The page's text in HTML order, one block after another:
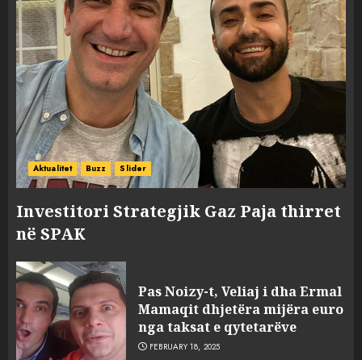
Aktualitet Buzz Slider
Investitori Strategjik Gaz Paja thirret
në SPAK
Pas Noizy-t, Veliaj i dha Ermal
Mamaqit dhjetëra mijëra euro
nga taksat e qytetarëve
FEBRUARY 18, 2025